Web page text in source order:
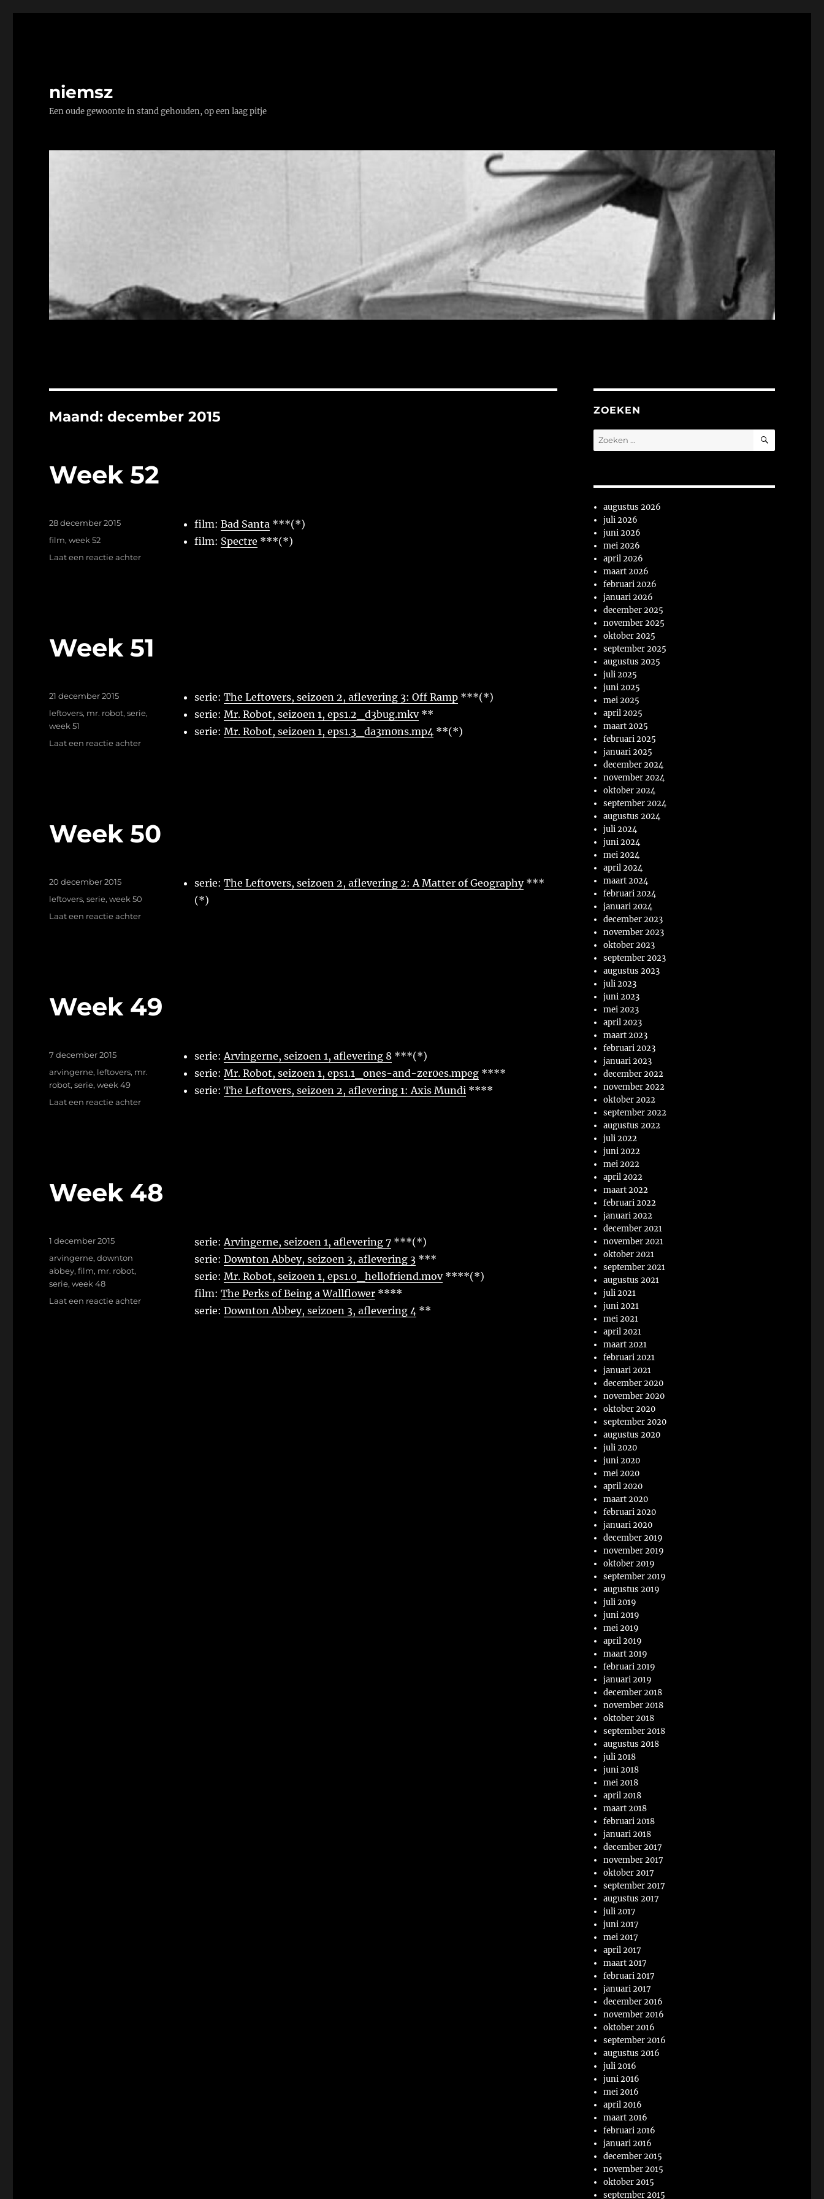
niemsz
Een oude gewoonte in stand gehouden, op een laag pitje
Maand:december 2015
Week 52
film: Bad Santa***(*)
film: Spectre ***(*)
Geplaatst
op
28 december 2015
Tags
film,week 52
Laat een reactie achterop
Week 51
serie: The Leftovers, seizoen 2, aflevering 3: Off Ramp***(*)
serie: Mr. Robot, seizoen 1, eps1.2_d3bug.mkv**
serie: Mr. Robot, seizoen 1, eps1.3_da3m0ns.mp4**(*)
Geplaatst
op
21 december 2015
Tags
leftovers, mr. robot,serie,
week 51
Laat een reactie achterop
Week 50
serie: The Leftovers, seizoen 2, aflevering 2: A Matter of Geography***
(*)
Geplaatst
op
20 december 2015
Tags
leftovers,serie,week 50
Laat een reactie achterop
Week 49
serie:Arvingerne, seizoen 1, aflevering 8 ***(*)
serie: Mr. Robot, seizoen 1, eps1.1_ones-and-zer0es.mpeg****
serie: The Leftovers, seizoen 2, aflevering 1: Axis Mundi****
Geplaatst
7 december 2015
Tags
arvingerne, leftovers, mr.
robot,serie,week 49
Laat een reactie achterop
Week 48
serie:Arvingerne, seizoen 1, aflevering 7***(*)
serie: Downton Abbey, seizoen 3, aflevering 3***
serie: Mr. Robot, seizoen 1, eps1.0_hellofriend.mov****(*)
film: The Perks of Being a Wallflower****
serie: Downton Abbey, seizoen 3, aflevering 4**
Geplaatst
1 december 2015
Tags
arvingerne,downton
abbey,film, mr. robot,
serie,week 48
Laat een reactie achterop
ZOEKEN
Zoeken
naar:
ZOEKEN
augustus 2026
juli 2026
juni 2026
mei 2026
april 2026
maart 2026
februari 2026
januari 2026
december 2025
november 2025
oktober 2025
september 2025
augustus 2025
juli 2025
juni 2025
mei 2025
april 2025
maart 2025
februari 2025
januari 2025
december 2024
november 2024
oktober 2024
september 2024
augustus 2024
juli 2024
juni 2024
mei 2024
april 2024
maart 2024
februari 2024
januari 2024
december 2023
november 2023
oktober 2023
september 2023
augustus 2023
juli 2023
juni 2023
mei 2023
april 2023
maart 2023
februari 2023
januari 2023
december 2022
november 2022
oktober 2022
september 2022
augustus 2022
juli 2022
juni 2022
mei 2022
april 2022
maart 2022
februari 2022
januari 2022
december 2021
november 2021
oktober 2021
september 2021
augustus 2021
juli 2021
juni 2021
mei 2021
april 2021
maart 2021
februari 2021
januari 2021
december 2020
november 2020
oktober 2020
september 2020
augustus 2020
juli 2020
juni 2020
mei 2020
april 2020
maart 2020
februari 2020
januari 2020
december 2019
november 2019
oktober 2019
september 2019
augustus 2019
juli 2019
juni 2019
mei 2019
april 2019
maart 2019
februari 2019
januari 2019
december 2018
november 2018
oktober 2018
september 2018
augustus 2018
juli 2018
juni 2018
mei 2018
april 2018
maart 2018
februari 2018
januari 2018
december 2017
november 2017
oktober 2017
september 2017
augustus 2017
juli 2017
juni 2017
mei 2017
april 2017
maart 2017
februari 2017
januari 2017
december 2016
november 2016
oktober 2016
september 2016
augustus 2016
juli 2016
juni 2016
mei 2016
april 2016
maart 2016
februari 2016
januari 2016
december 2015
november 2015
oktober 2015
september 2015